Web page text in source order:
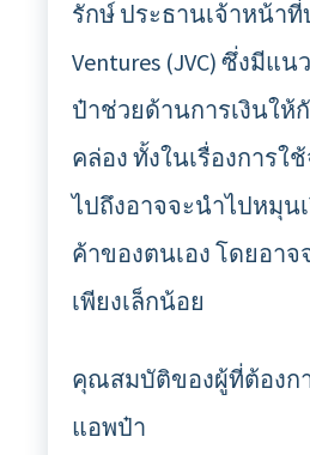
รักษ์ ประธานเจ้าหน้าที่
Ventures (JVC) ซึ่งมีแ
ป๋าช่วยด้านการเงินใ
คล่อง ทั้งในเรื่องการใ
ไปถึงอาจจะนำไปหมุน
ค้าของตนเอง โดยอาจ
เพียงเล็กน้อย
คุณสมบัติของผู้ที่ต้องก
แอพป๋า